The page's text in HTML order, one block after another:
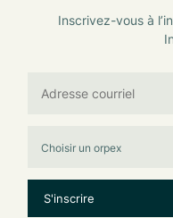
Inscrivez-vous à